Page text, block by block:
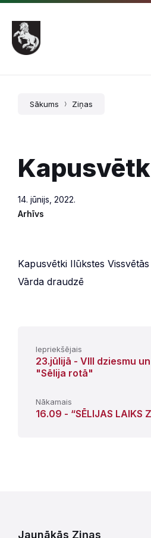
Pāriet
saturu
Skip
main
navigation
Skip
footer
Sākums Ziņas
14. jūnijs, 2022.
Arhīvs
Kapusvētki Ilūkstes
Vārda draudzē
Iepriekšējais
23.jūlijā - VIII dziesmu
"Sēlija rotā"
Nākamais
16.09 - “SĒLIJAS LAIKS
Jaunākās Ziņas